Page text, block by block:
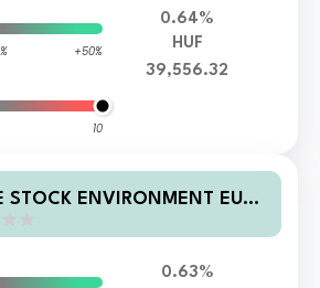
+50%
10
0.64%
HUF
39,556.32
STOCK ENVIRONMENT EUR
0.63%